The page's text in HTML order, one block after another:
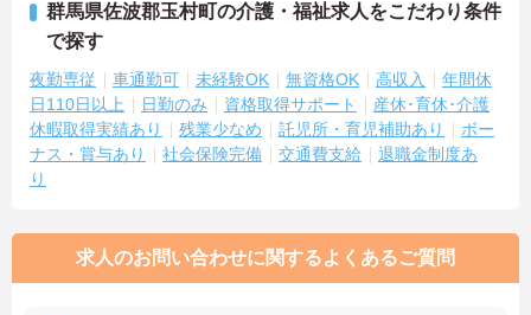
群馬県佐波郡玉村町の介護・福祉求人をこだわり条件
で探す
夜勤専従 車通勤可 未経験OK 無資格OK 高収入
年間休
日110日以上
日勤のみ 資格取得サポート
産休･育休･介護
休暇取得実績あり
残業少なめ 託児所・育児補助あり
ボー
ナス・賞与あり
社会保険完備 交通費支給
退職金制度あ
り
求人のお問い合わせに関するよくあるご質問